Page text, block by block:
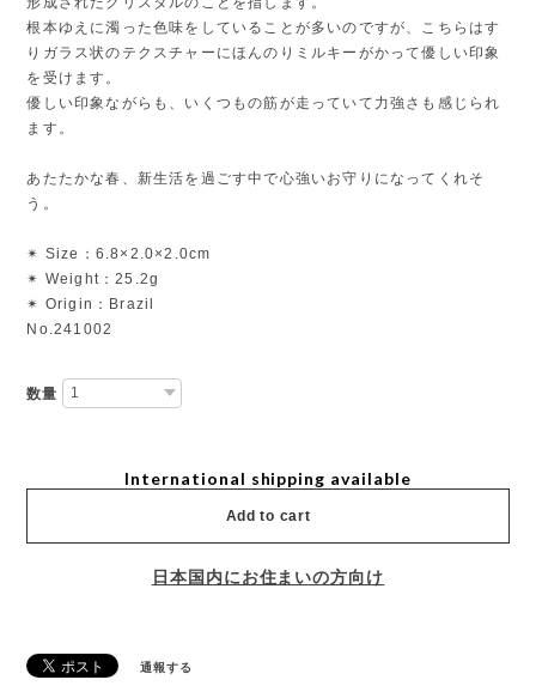
根本ゆえに濁った色味をしていることが多いのですが、こちらはす
りガラス状のテクスチャーにほんのりミルキーがかって優しい印象
を受けます。
優しい印象ながらも、いくつもの筋が走っていて力強さも感じられ
ます。
あたたかな春、新生活を過ごす中で心強いお守りになってくれそ
う。
✴︎ Size：6.8×2.0×2.0cm
✴︎ Weight：25.2g
✴︎ Origin：Brazil
No.241002
数量
International shipping available
Add to cart
日本国内にお住まいの方向け
通報する